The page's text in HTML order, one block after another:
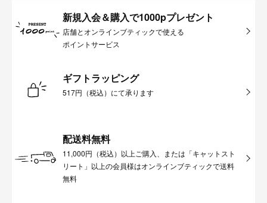
新規入会＆購入で1000pプレゼント
店舗とオンラインブティックで使える
ポイントサービス
ギフトラッピング
517円（税込）にて承ります
配送料無料
11,000円（税込）以上ご購入、または「キャットスト
リート」以上の会員様はオンラインブティックで送料
無料